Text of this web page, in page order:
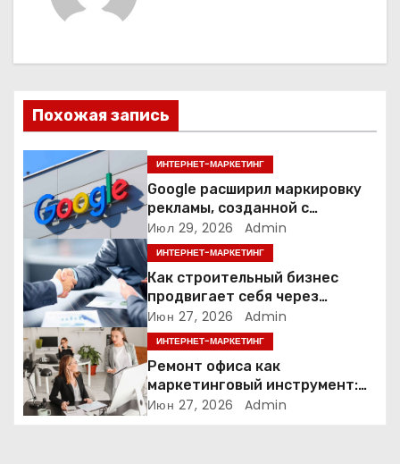
ц
и
я
п
о
з
а
п
и
Похожая запись
ИНТЕРНЕТ-МАРКЕТИНГ
Google расширил маркировку
рекламы, созданной с
помощью искусственного
интеллекта
Июл 29, 2026 Admin
ИНТЕРНЕТ-МАРКЕТИНГ
Как строительный бизнес
продвигает себя через
контент: кейс кровельных
компаний
Июн 27, 2026 Admin
ИНТЕРНЕТ-МАРКЕТИНГ
Ремонт офиса как
маркетинговый инструмент:
почему физическое
Июн 27, 2026 Admin